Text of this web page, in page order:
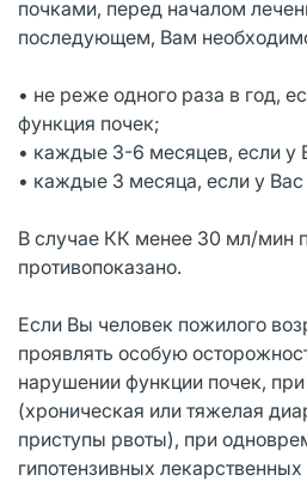
почками, перед началом
последующем, Вам
• не реже одного раза в год,
функция почек;
• каждые 3-6 месяцев, если
• каждые 3 месяца, если у
В случае КК менее 30 мл/мин
противопоказано.
Если Вы человек пожилого
проявлять особую
нарушении функции почек,
(хроническая или тяжелая
приступы рвоты), при
гипотензивных